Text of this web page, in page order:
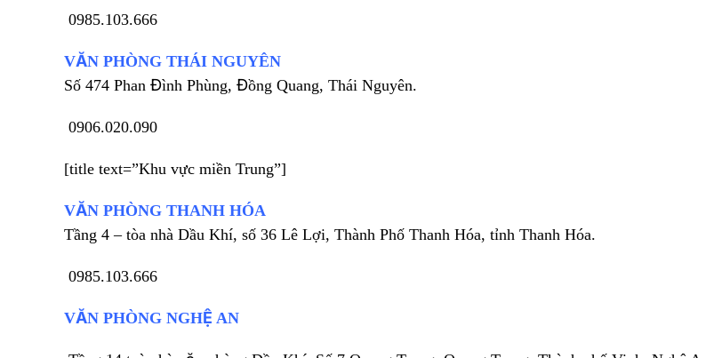
0985.103.666
VĂN PHÒNG THÁI NGUYÊN
Số 474 Phan Đình Phùng, Đồng Quang, Thái Nguyên.
0906.020.090
[title text=”Khu vực miền Trung”]
VĂN PHÒNG THANH HÓA
Tầng 4 – tòa nhà Dầu Khí, số 36 Lê Lợi, Thành Phố Thanh Hóa, tỉnh Thanh Hóa.
0985.103.666
VĂN PHÒNG NGHỆ AN